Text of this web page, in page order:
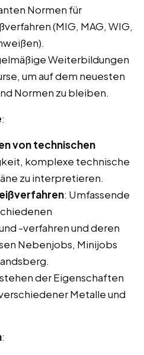
Normen für
(MIG, MAG, WIG,
Weiterbildungen
um auf dem neuesten
Normen zu bleiben.
:
von technischen
komplexe technische
zu interpretieren.
: Umfassende
-verfahren und deren
Nebenjobs, Minijobs
der Eigenschaften
Metalle und
: